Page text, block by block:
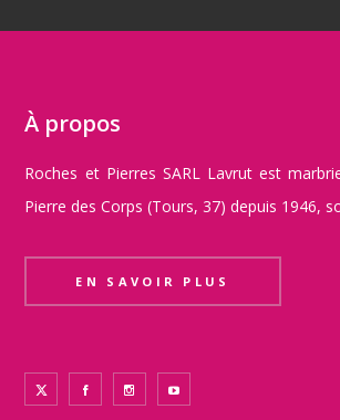
À propos
Roches et Pierres SARL Lavrut est
Pierre des Corps (Tours, 37) depuis 1946,
EN SAVOIR PLUS